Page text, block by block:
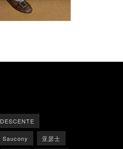
DESCENTE
Saucony 亚瑟士